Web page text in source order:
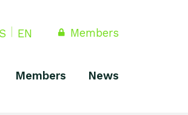
EN Members
Members News